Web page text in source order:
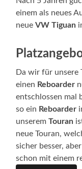
einem als neues
neueVW Tiguan
Da wir für unsere
einen Reboarder
entschlossen mal
so ein Reboarder
unseremTouran
neue Touran,
sicher besser,
schon mit einem